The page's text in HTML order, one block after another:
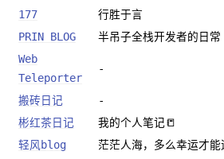
177
行胜于言
PRIN BLOG
半吊子全栈开发者的日常
Web
Teleporter
-
搬砖日记
-
彬红茶日记
我的个人笔记📒
轻风blog
茫茫人海，多么幸运才能